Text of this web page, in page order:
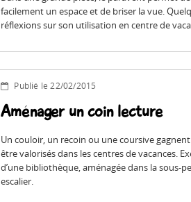
facilement un espace et de briser la vue.
réflexions sur son utilisation en centre de
Publié le 22/02/2015
Aménager un coin lecture
Un couloir, un recoin ou une coursive
être valorisés dans les centres de vacances.
d’une bibliothèque, aménagée dans la sous-
escalier.